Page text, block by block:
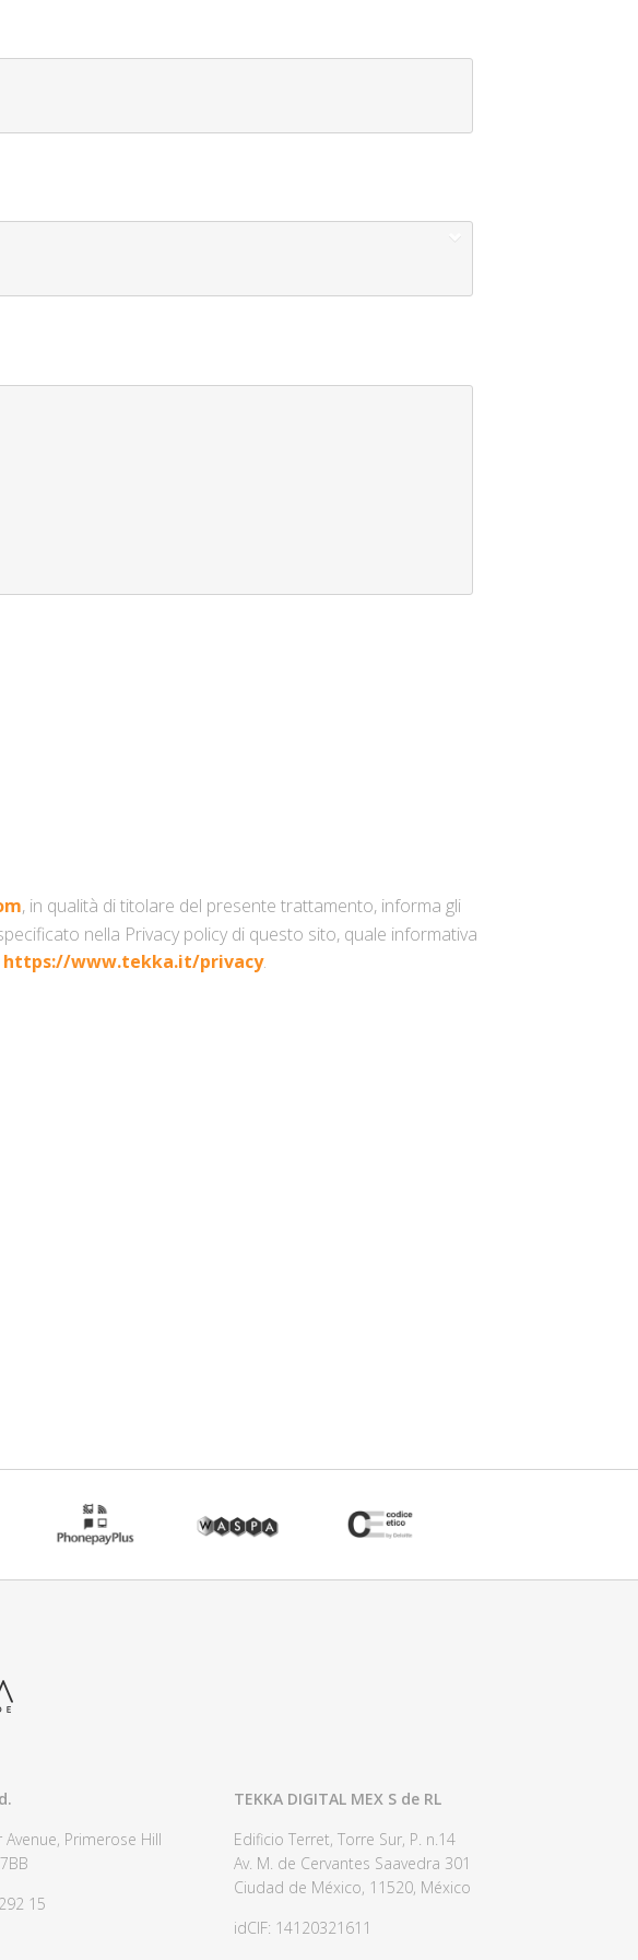
, in qualità di titolare del presente trattamento, informa gli
nella Privacy policy di questo sito, quale informativa
https://www.tekka.it/privacy.
Primerose Hill
15
TEKKA DIGITAL MEX S de RL
Edificio Terret, Torre Sur, P. n.14
Av. M. de Cervantes Saavedra 301
Ciudad de México, 11520, México
idCIF: 14120321611